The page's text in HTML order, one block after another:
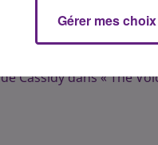
Cassidy dans « The
Gérer mes choix